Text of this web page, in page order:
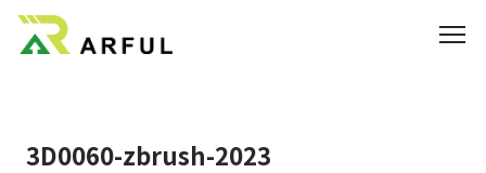
3D0060-zbrush-2023